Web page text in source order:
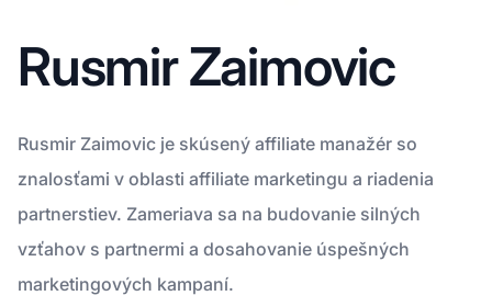
Rusmir Zaimovic
Rusmir Zaimovic je skúsený affiliate manažér so
znalosťami v oblasti affiliate marketingu a riadenia
partnerstiev. Zameriava sa na budovanie silných
vzťahov s partnermi a dosahovanie úspešných
marketingových kampaní.